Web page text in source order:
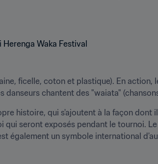
ficelle, coton et plastique). En action,
danseurs chantent des "waiata"
histoire, qui s'ajoutent à la façon dont
seront exposés pendant le tournoi.
également un symbole international